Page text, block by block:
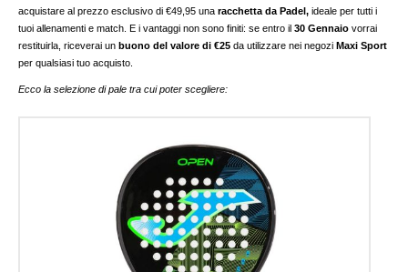
acquistare al prezzo esclusivo di €49,95 unaracchetta da Padel,ideale per tutti i
tuoi allenamenti e match. E i vantaggi non sono finiti: se entro il30 Gennaio vorrai
restituirla, riceverai unbuono del valore di €25 da utilizzare nei negoziMaxi Sport
per qualsiasi tuo acquisto.
Ecco la selezione di pale tra cui poter scegliere: